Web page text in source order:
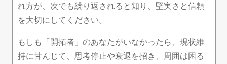
れ方が、次でも繰り返されると知り、堅実さと信頼
を大切にしてください。
もしも「開拓者」のあなたがいなかったら、現状維
持に甘んじて、思考停止や衰退を招き、周囲は困る